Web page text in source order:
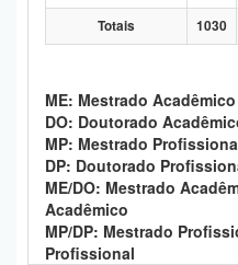
Totais 1030
ME: Mestrado Acadêmico
DO: Doutorado
MP: Mestrado
DP: Doutorado
ME/DO: Mestrado
Acadêmico
MP/DP: Mestrado
Profissional